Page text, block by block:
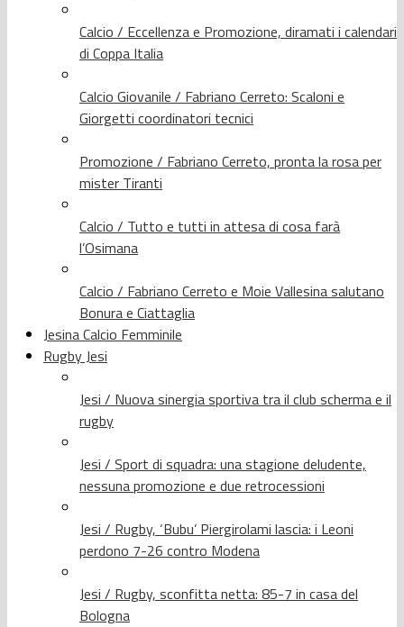
Calcio / Eccellenza e Promozione, diramati i calendari
di Coppa Italia
Calcio Giovanile / Fabriano Cerreto: Scaloni e
Giorgetti coordinatori tecnici
Promozione / Fabriano Cerreto, pronta la rosa per
mister Tiranti
Calcio / Tutto e tutti in attesa di cosa farà
l’Osimana
Calcio / Fabriano Cerreto e Moie Vallesina salutano
Bonura e Ciattaglia
Jesina Calcio Femminile
Rugby Jesi
Jesi / Nuova sinergia sportiva tra il club scherma e il
rugby
Jesi / Sport di squadra: una stagione deludente,
nessuna promozione e due retrocessioni
Jesi / Rugby, ‘Bubu’ Piergirolami lascia: i Leoni
perdono 7-26 contro Modena
Jesi / Rugby, sconfitta netta: 85-7 in casa del
Bologna